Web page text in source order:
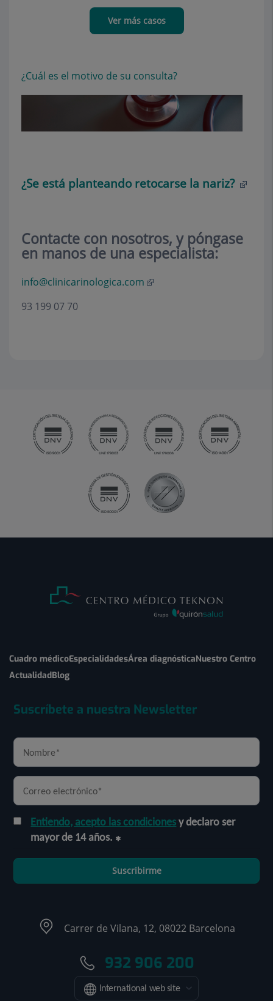
Ver más casos
¿Cuál es el motivo de su consulta?
¿Se está planteando retocarse la nariz?
Contacte con nosotros, y póngase
en manos de una especialista:
info@clinicarinologica.com
93 199 07 70
Cuadro médicoEspecialidadesÁrea diagnósticaNuestro Centro
ActualidadBlog
Suscríbete a nuestra Newsletter
Entiendo, acepto las condicionesy declaro ser
mayor de 14 años.
Suscribirme
Carrer de Vilana, 12, 08022 Barcelona
932 906 200
International web site